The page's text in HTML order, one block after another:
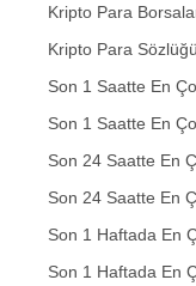
Kripto Para
Kripto Para Sözlüğü
Son 1 Saatte En
Son 1 Saatte En
Son 24 Saatte En
Son 24 Saatte En
Son 1 Haftada En
Son 1 Haftada En